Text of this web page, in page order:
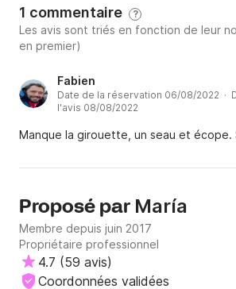
1 commentaire ?
Les avis sont triés en fonction de leur
en premier)
Fabien
Date de la réservation 06/08/2022 ·
l'avis 08/08/2022
Manque la girouette, un seau et écope.
Proposé par María
Membre depuis juin 2017
Propriétaire professionnel
4.7 (59 avis)
Coordonnées validées